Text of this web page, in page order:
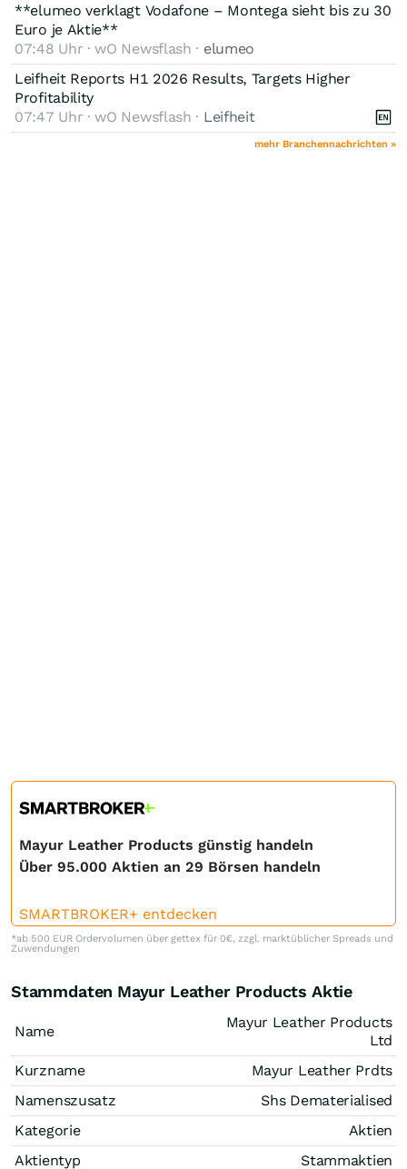
**elumeo verklagt Vodafone – Montega sieht bis zu 30
Euro je Aktie**
07:48 Uhr · wO Newsflash · elumeo
Leifheit Reports H1 2026 Results, Targets Higher
Profitability
07:47 Uhr · wO Newsflash · Leifheit
mehr Branchennachrichten »
Mayur Leather Products günstig handeln
Über 95.000 Aktien an 29 Börsen handeln
SMARTBROKER+ entdecken
*ab 500 EUR Ordervolumen über gettex für 0€, zzgl. marktüblicher Spreads und
Zuwendungen
Stammdaten Mayur Leather Products Aktie
Name
Mayur Leather Products
Ltd
Kurzname
Mayur Leather Prdts
Namenszusatz
Shs Dematerialised
Kategorie
Aktien
Aktientyp
Stammaktien